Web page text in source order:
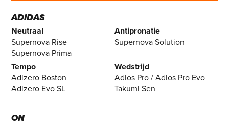
ADIDAS
Neutraal
Supernova Rise
Supernova Prima
Antipronatie
Supernova Solution
Tempo
Adizero Boston
Adizero Evo SL
Wedstrijd
Adios Pro / Adios Pro Evo
Takumi Sen
ON